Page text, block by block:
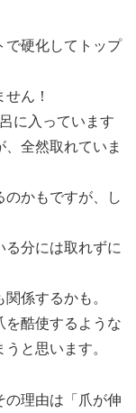
で硬化してトップ
ん！
に入っています
全然取れていま
のかもですが、し
る分には取れずに
係するかも。
を酷使するような
と思います。
の理由は「爪が伸